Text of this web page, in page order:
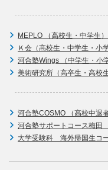
MEPLO （高校生・中学生）
Ｋ会（高校生・中学生・小学
河合塾Wings （中学生・小
美術研究所（高卒生・高校
河合塾COSMO （高校中退
河合塾サポートコース梅田
大学受験科 海外帰国生コー